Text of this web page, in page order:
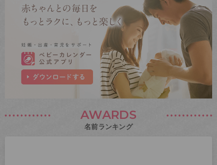
AWARDS
名前ランキング